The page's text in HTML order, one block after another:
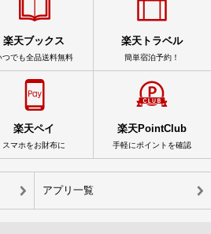
楽天ブックス
つでも全品送料無料
楽天トラベル
簡単宿泊予約！
楽天ペイ
スマホをお財布に
楽天PointClub
手軽にポイントを確認
アプリ一覧